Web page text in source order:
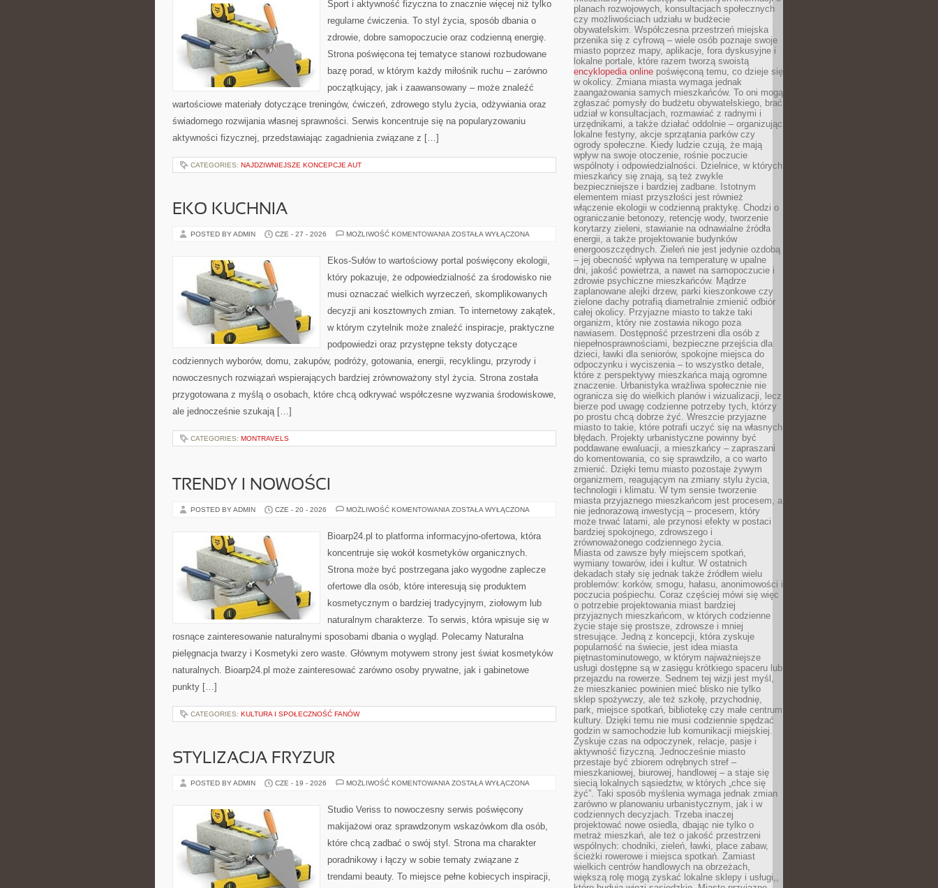
Sport i aktywność fizyczna to znacznie więcej niż tylko
regularne ćwiczenia. To styl życia, sposób dbania o
zdrowie, dobre samopoczucie oraz codzienną energię.
Strona poświęcona tej tematyce stanowi rozbudowane
bazę porad, w którym każdy miłośnik ruchu – zarówno
początkujący, jak i zaawansowany – może znaleźć
wartościowe materiały dotyczące treningów, ćwiczeń, zdrowego stylu życia, odżywiania oraz
świadomego rozwijania własnej sprawności. Serwis koncentruje się na popularyzowaniu
aktywności fizycznej, przedstawiając zagadnienia związane z […]
CATEGORIES: NAJDZIWNIEJSZE KONCEPCJE AUT
EKO KUCHNIA
POSTED BY ADMIN CZE - 27 - 2026 MOŻLIWOŚĆ KOMENTOWANIA EKO
ZOSTAŁA WYŁĄCZONA
Ekos-Sułów to wartościowy portal poświęcony ekologii,
który pokazuje, że odpowiedzialność za środowisko nie
musi oznaczać wielkich wyrzeczeń, skomplikowanych
decyzji ani kosztownych zmian. To internetowy zakątek,
w którym czytelnik może znaleźć inspiracje, praktyczne
podpowiedzi oraz przystępne teksty dotyczące
codziennych wyborów, domu, zakupów, podróży, gotowania, energii, recyklingu, przyrody i
nowoczesnych rozwiązań wspierających bardziej zrównoważony styl życia. Strona została
przygotowana z myślą o osobach, które chcą odkrywać współczesne wyzwania środowiskowe,
ale jednocześnie szukają […]
CATEGORIES: MONTRAVELS
TRENDY I NOWOŚCI
POSTED BY ADMIN CZE - 20 - 2026 MOŻLIWOŚĆ KOMENTOWANIA TRENDY
ZOSTAŁA WYŁĄCZONA
Bioarp24.pl to platforma informacyjno-ofertowa, która
koncentruje się wokół kosmetyków organicznych.
Strona może być postrzegana jako wygodne zaplecze
ofertowe dla osób, które interesują się produktem
kosmetycznym o bardziej tradycyjnym, ziołowym lub
naturalnym charakterze. To serwis, która wpisuje się w
rosnące zainteresowanie naturalnymi sposobami dbania o wygląd. Polecamy Naturalna
pielęgnacja twarzy i Kosmetyki zero waste. Głównym motywem strony jest świat kosmetyków
naturalnych. Bioarp24.pl może zainteresować zarówno osoby prywatne, jak i gabinetowe
punkty […]
CATEGORIES: KULTURA I SPOŁECZNOŚĆ FANÓW
STYLIZACJA FRYZUR
POSTED BY ADMIN CZE - 19 - 2026 MOŻLIWOŚĆ KOMENTOWANIA STYLIZACJA
ZOSTAŁA WYŁĄCZONA
Studio Veriss to nowoczesny serwis poświęcony
makijażowi oraz sprawdzonym wskazówkom dla osób,
które chcą zadbać o swój styl. Strona ma charakter
poradnikowy i łączy w sobie tematy związane z
trendami beauty. To miejsce pełne kobiecych inspiracji,
planach rozwojowych, konsultacjach społecznych
czy możliwościach udziału w budżecie
obywatelskim. Współczesna przestrzeń miejska
przenika się z cyfrową – wiele osób poznaje swoje
miasto poprzez mapy, aplikacje, fora dyskusyjne i
lokalne portale, które razem tworzą swoistą
encyklopedia online poświęconą temu, co dzieje się
w okolicy. Zmiana miasta wymaga jednak
zaangażowania samych mieszkańców. To oni mogą
zgłaszać pomysły do budżetu obywatelskiego, brać
udział w konsultacjach, rozmawiać z radnymi i
urzędnikami, a także działać oddolnie – organizując
lokalne festyny, akcje sprzątania parków czy
ogrody społeczne. Kiedy ludzie czują, że mają
wpływ na swoje otoczenie, rośnie poczucie
wspólnoty i odpowiedzialności. Dzielnice, w których
mieszkańcy się znają, są też zwykle
bezpieczniejsze i bardziej zadbane. Istotnym
elementem miast przyszłości jest również
włączenie ekologii w codzienną praktykę. Chodzi o
ograniczanie betonozy, retencję wody, tworzenie
korytarzy zieleni, stawianie na odnawialne źródła
energii, a także projektowanie budynków
energooszczędnych. Zieleń nie jest jedynie ozdobą
– jej obecność wpływa na temperaturę w upalne
dni, jakość powietrza, a nawet na samopoczucie i
zdrowie psychiczne mieszkańców. Mądrze
zaplanowane alejki drzew, parki kieszonkowe czy
zielone dachy potrafią diametralnie zmienić odbiór
całej okolicy. Przyjazne miasto to także taki
organizm, który nie zostawia nikogo poza
nawiasem. Dostępność przestrzeni dla osób z
niepełnosprawnościami, bezpieczne przejścia dla
dzieci, ławki dla seniorów, spokojne miejsca do
odpoczynku i wyciszenia – to wszystko detale,
które z perspektywy mieszkańca mają ogromne
znaczenie. Urbanistyka wrażliwa społecznie nie
ogranicza się do wielkich planów i wizualizacji, lecz
bierze pod uwagę codzienne potrzeby tych, którzy
po prostu chcą dobrze żyć. Wreszcie przyjazne
miasto to takie, które potrafi uczyć się na własnych
błędach. Projekty urbanistyczne powinny być
poddawane ewaluacji, a mieszkańcy – zapraszani
do komentowania, co się sprawdziło, a co warto
zmienić. Dzięki temu miasto pozostaje żywym
organizmem, reagującym na zmiany stylu życia,
technologii i klimatu. W tym sensie tworzenie
miasta przyjaznego mieszkańcom jest procesem, a
nie jednorazową inwestycją – procesem, który
może trwać latami, ale przynosi efekty w postaci
bardziej spokojnego, zdrowszego i
zrównoważonego codziennego życia.
Miasta od zawsze były miejscem spotkań,
wymiany towarów, idei i kultur. W ostatnich
dekadach stały się jednak także źródłem wielu
problemów: korków, smogu, hałasu, anonimowości i
poczucia pośpiechu. Coraz częściej mówi się więc
o potrzebie projektowania miast bardziej
przyjaznych mieszkańcom, w których codzienne
życie staje się prostsze, zdrowsze i mniej
stresujące. Jedną z koncepcji, która zyskuje
popularność na świecie, jest idea miasta
piętnastominutowego, w którym najważniejsze
usługi dostępne są w zasięgu krótkiego spaceru lub
przejazdu na rowerze. Sednem tej wizji jest myśl,
że mieszkaniec powinien mieć blisko nie tylko
sklep spożywczy, ale też szkołę, przychodnię,
park, miejsce spotkań, bibliotekę czy małe centrum
kultury. Dzięki temu nie musi codziennie spędzać
godzin w samochodzie lub komunikacji miejskiej.
Zyskuje czas na odpoczynek, relacje, pasje i
aktywność fizyczną. Jednocześnie miasto
przestaje być zbiorem odrębnych stref –
mieszkaniowej, biurowej, handlowej – a staje się
siecią lokalnych sąsiedztw, w których „chce się
żyć”. Taki sposób myślenia wymaga jednak zmian
zarówno w planowaniu urbanistycznym, jak i w
codziennych decyzjach. Trzeba inaczej
projektować nowe osiedla, dbając nie tylko o
metraż mieszkań, ale też o jakość przestrzeni
wspólnych: chodniki, zieleń, ławki, place zabaw,
ścieżki rowerowe i miejsca spotkań. Zamiast
wielkich centrów handlowych na obrzeżach,
większą rolę mogą zyskać lokalne sklepy i usługi,,